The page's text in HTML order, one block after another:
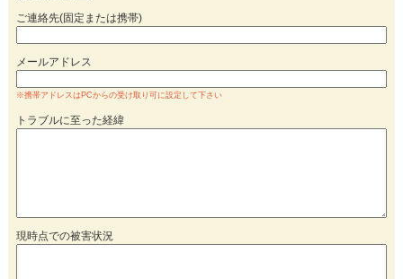
ご連絡先(固定または携帯)
メールアドレス
※携帯アドレスはPCからの受け取り可に設定して下さい
トラブルに至った経緯
現時点での被害状況